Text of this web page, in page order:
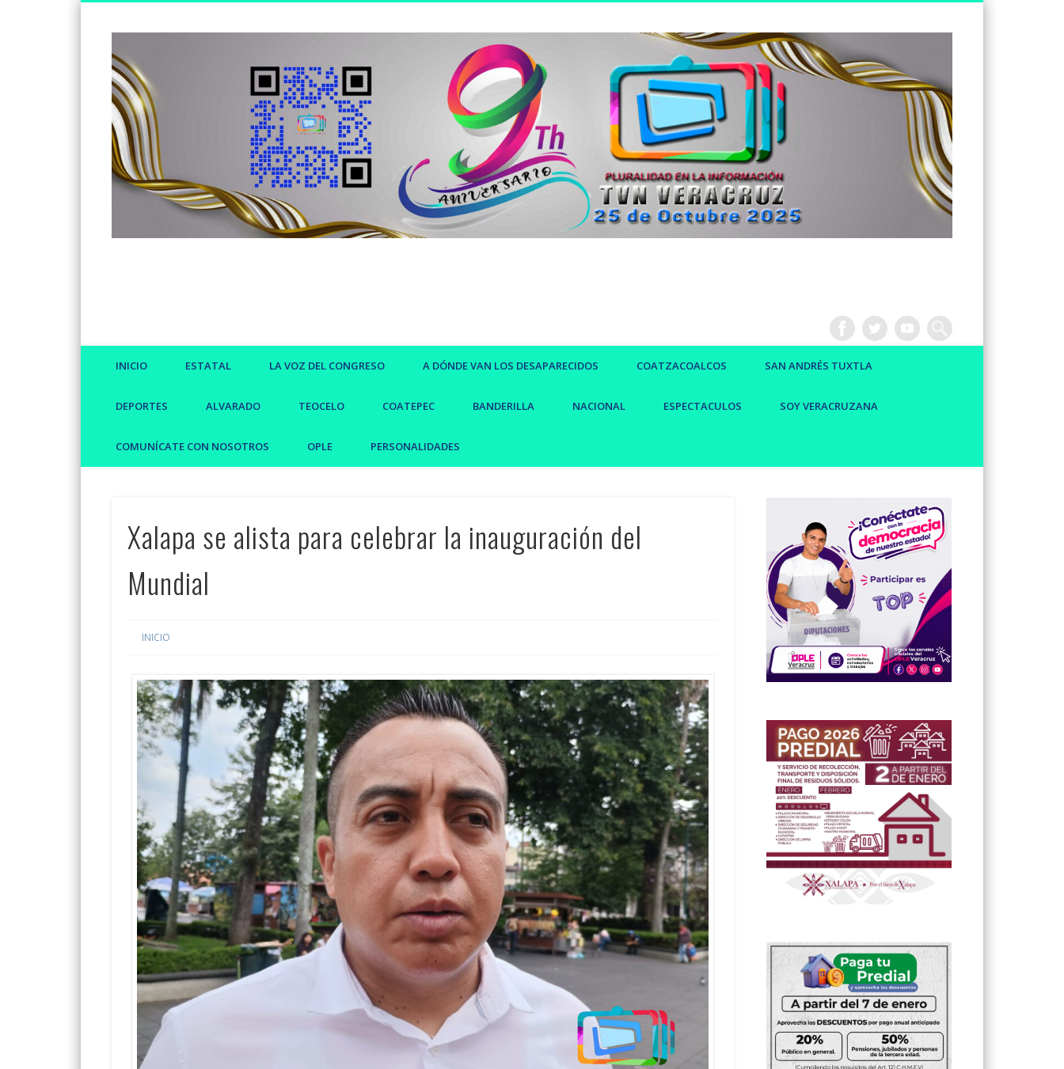
Somos un medio de información independiente, con visión joven.
INICIO ESTATAL LA VOZ DEL CONGRESO A DÓNDE VAN LOS DESAPARECIDOS COATZACOALCOS SAN ANDRÉS TUXTLA
DEPORTES ALVARADO TEOCELO COATEPEC BANDERILLA NACIONAL ESPECTACULOS SOY VERACRUZANA
COMUNÍCATE CON NOSOTROS OPLE PERSONALIDADES
Xalapa se alista para celebrar la inauguración del
Mundial
INICIO